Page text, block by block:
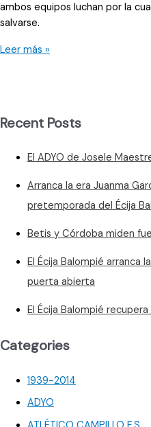
ambos equipos luchan por la
salvarse.
Ante
estar
salvación
Leer más »
Recent Posts
El ADYO de Josele
Arranca la era Juanma
pretemporada del Écija
Betis y Córdoba miden
El Écija Balompié arranca
puerta abierta
El Écija Balompié
Categories
1939-2014
ADYO